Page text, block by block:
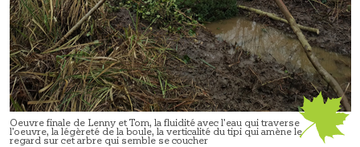
Oeuvre finale de Lenny et Tom, la fluidité avec l’eau qui traverse
l’oeuvre, la légèreté de la boule, la verticalité du tipi qui amène le
regard sur cet arbre qui semble se coucher